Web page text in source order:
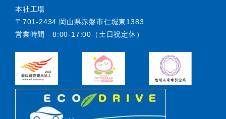
本社工場
〒701-2434 岡山県赤磐市仁堀東1383
営業時間 8:00-17:00（土日祝定休）